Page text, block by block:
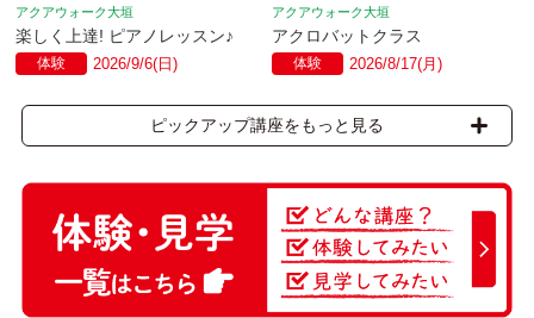
アクアウォーク大垣
楽しく上達! ピアノレッスン♪
体験 2026/9/6(日)
アクアウォーク大垣
アクロバットクラス
体験 2026/8/17(月)
ピックアップ講座をもっと見る